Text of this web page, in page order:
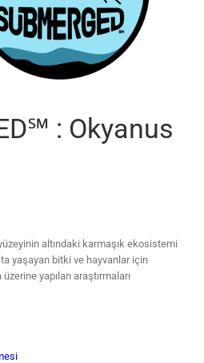
: Okyanus
altındaki karmaşık ekosistemi
yaşayan bitki ve hayvanlar için
yapılan araştırmaları